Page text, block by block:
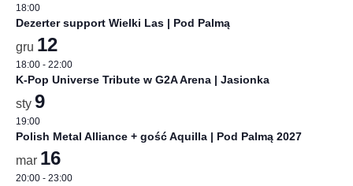
18:00
Dezerter support Wielki Las | Pod Palmą
gru 12
18:00 - 22:00
K-Pop Universe Tribute w G2A Arena | Jasionka
sty 9
19:00
Polish Metal Alliance + gość Aquilla | Pod Palmą 2027
mar 16
20:00 - 23:00